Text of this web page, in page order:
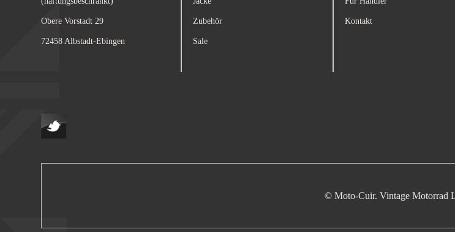
Obere Vorstadt 29
72458 Albstadt-Ebingen
Zubehör
Sale
Kontakt
© Moto-Cuir. Vintage Motorrad